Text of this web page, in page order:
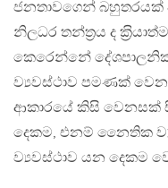
ජනතාවගෙන් බහුතරයක්
නිලධර තන්ත‍්‍රය ද
කෙරෙන්නේ
ව්‍යවස්ථාව පමණක්
ආකාරයේ කිසි වෙනසක්
දෙකම, එනම් නෛතික
ව්‍යවස්ථාව යන දෙකම